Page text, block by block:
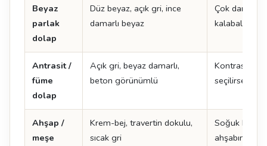
Beyaz
parlak
dolap
Düz beyaz, açık gri, ince
damarlı beyaz
Çok damarlı
kalabalık
Antrasit /
füme
dolap
Açık gri, beyaz damarlı,
beton görünümlü
Kontrast
seçilirse
Ahşap /
meşe
Krem-bej, travertin dokulu,
sıcak gri
Soğuk
ahşabın